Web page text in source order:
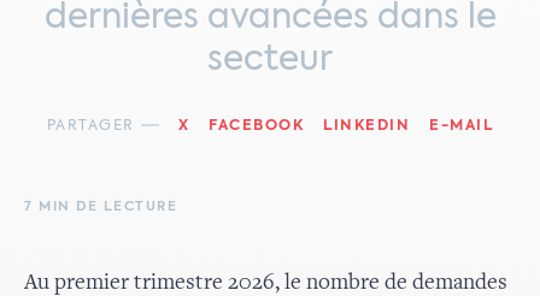
dernières avancées dans le
secteur
PARTAGER X FACEBOOK LINKEDIN E-MAIL
7 MIN DE LECTURE
Au premier trimestre 2026, le nombre de demandes